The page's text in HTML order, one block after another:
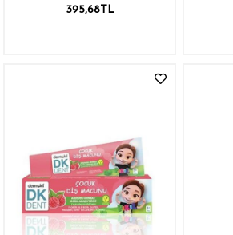
395,68TL